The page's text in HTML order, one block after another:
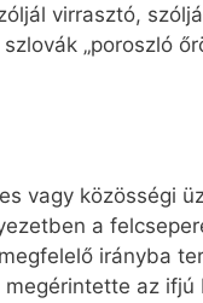
virrasztó,
„poroszló
vagy közösségi
a
irányba
az ifjú